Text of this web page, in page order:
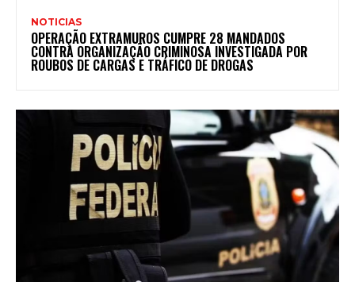
NOTICIAS
OPERAÇÃO EXTRAMUROS CUMPRE 28 MANDADOS
CONTRA ORGANIZAÇÃO CRIMINOSA INVESTIGADA POR
ROUBOS DE CARGAS E TRÁFICO DE DROGAS